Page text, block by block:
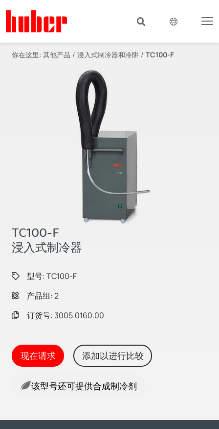
你在这里: 其他产品 浸入式制冷器和冷阱 TC100-F
TC100-F
浸入式制冷器
型号: TC100-F
产品组: 2
订货号: 3005.0160.00
现在请求 添加以进行比较
该型号还可提供合成制冷剂